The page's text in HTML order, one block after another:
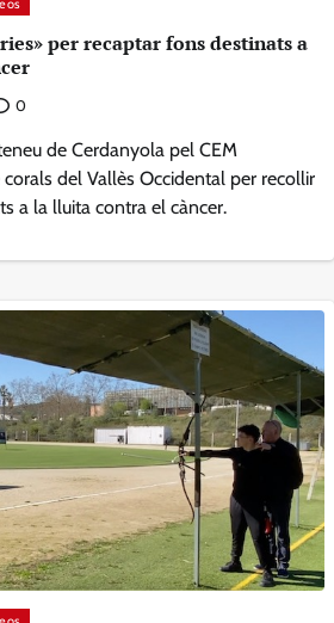
per recaptar fons destinats a
0
de Cerdanyola pel CEM
del Vallès Occidental per recollir
a la lluita contra el càncer.